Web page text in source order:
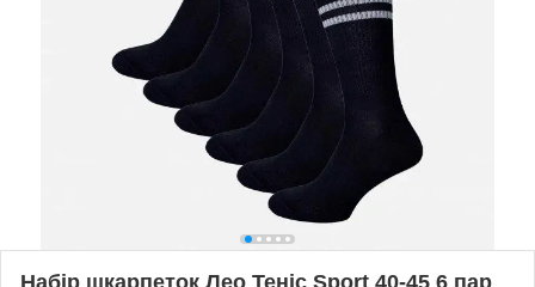
Набір шкарпеток Лео Теніс Sport 40-45 6 пар